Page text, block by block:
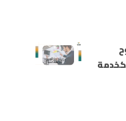
كخدمة